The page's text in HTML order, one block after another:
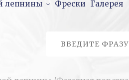
лепнины
Фрески Галерея